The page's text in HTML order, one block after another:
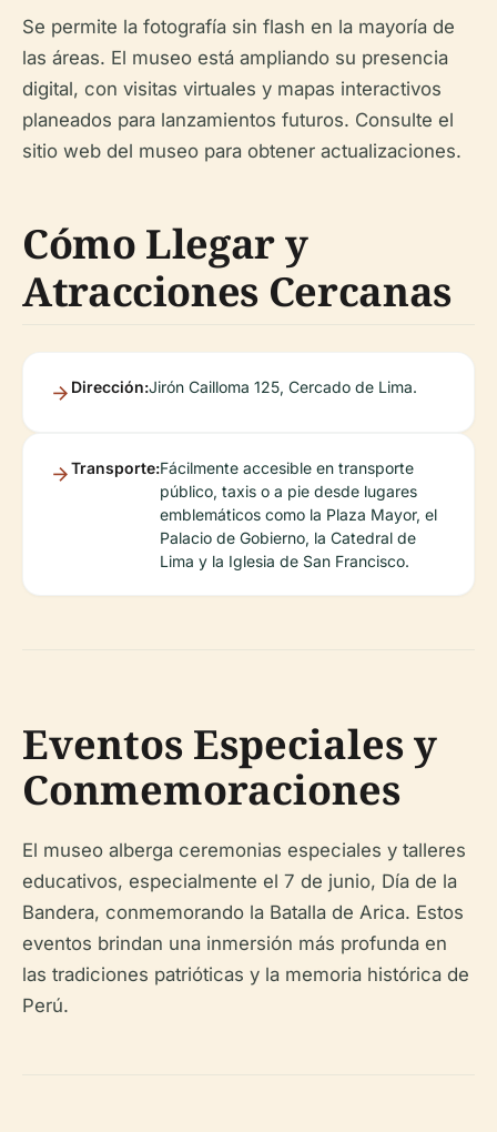
Se permite la fotografía sin flash en la mayoría de
las áreas. El museo está ampliando su presencia
digital, con visitas virtuales y mapas interactivos
planeados para lanzamientos futuros. Consulte el
sitio web del museo para obtener actualizaciones.
Cómo Llegar y
Atracciones Cercanas
Dirección:Jirón Cailloma 125, Cercado de Lima.
Transporte:Fácilmente accesible en transporte
público, taxis o a pie desde lugares
emblemáticos como la Plaza Mayor, el
Palacio de Gobierno, la Catedral de
Lima y la Iglesia de San Francisco.
Eventos Especiales y
Conmemoraciones
El museo alberga ceremonias especiales y talleres
educativos, especialmente el 7 de junio, Día de la
Bandera, conmemorando la Batalla de Arica. Estos
eventos brindan una inmersión más profunda en
las tradiciones patrióticas y la memoria histórica de
Perú.